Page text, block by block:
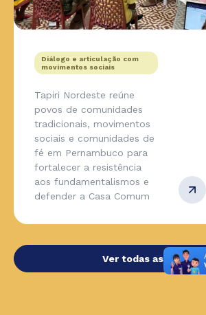
Diálogo e articulação com
movimentos sociais
Tapiri Nordeste reúne
povos de comunidades
tradicionais, movimentos
sociais e comunidades de
fé em Pernambuco para
fortalecer a resistência
aos fundamentalismos e
defender a Casa Comum
Ver todas as notícias